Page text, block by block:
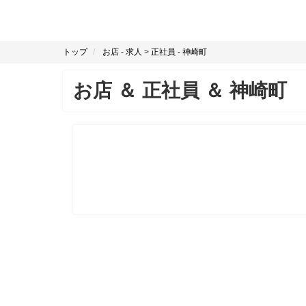
トップ お店 - 求人 > 正社員 - 神崎町
お店 ＆ 正社員 ＆神崎町